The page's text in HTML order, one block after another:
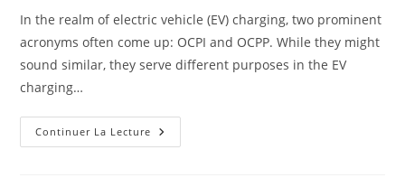
In the realm of electric vehicle (EV) charging, two prominent
acronyms often come up: OCPI and OCPP. While they might
sound similar, they serve different purposes in the EV
charging…
Continuer La Lecture